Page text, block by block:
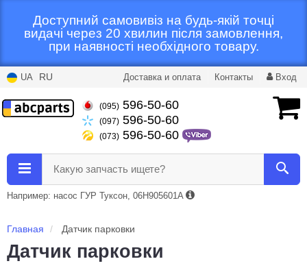
Доступний самовивіз на будь-якій точці
видачі через 20 хвилин після замовлення,
при наявності необхідного товару.
UA RU Доставка и оплата Контакты Вход
(095) 596-50-60
(097) 596-50-60
(073) 596-50-60
Какую запчасть ищете?
Например: насос ГУР Туксон, 06H905601A
Главная Датчик парковки
Датчик парковки